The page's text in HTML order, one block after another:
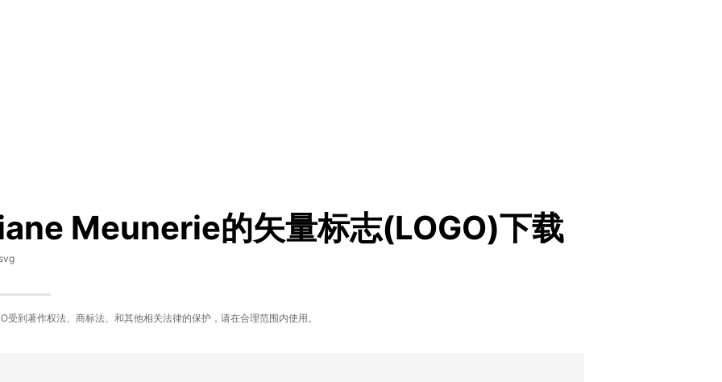
Meunerie的矢量标志(LOGO)下载
受到著作权法、商标法、和其他相关法律的保护，请在合理范围内使用。